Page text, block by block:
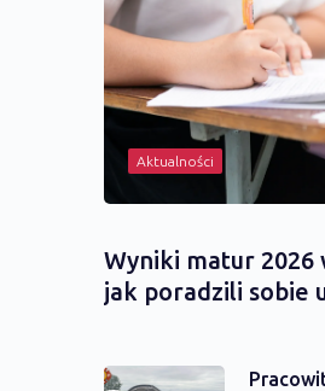
Aktualności
Wyniki matur 2026
jak poradzili sobie